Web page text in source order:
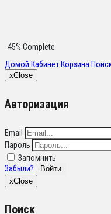
45% Complete
Домой Кабинет Корзина
xClose
Авторизация
Email
Пароль
Запомнить
Забыли?
Войти
xClose
Поиск